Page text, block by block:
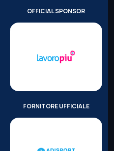
OFFICIAL SPONSOR
FORNITORE UFFICIALE